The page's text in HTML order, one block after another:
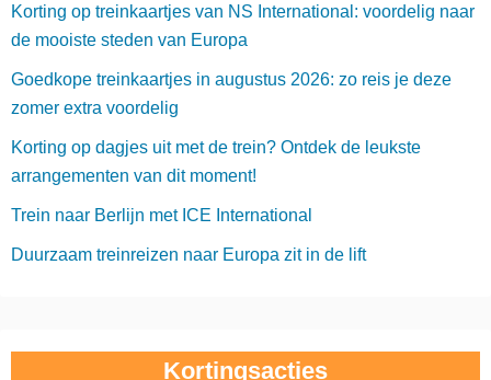
Korting op treinkaartjes van NS International: voordelig naar
de mooiste steden van Europa
Goedkope treinkaartjes in augustus 2026: zo reis je deze
zomer extra voordelig
Korting op dagjes uit met de trein? Ontdek de leukste
arrangementen van dit moment!
Trein naar Berlijn met ICE International
Duurzaam treinreizen naar Europa zit in de lift
Kortingsacties